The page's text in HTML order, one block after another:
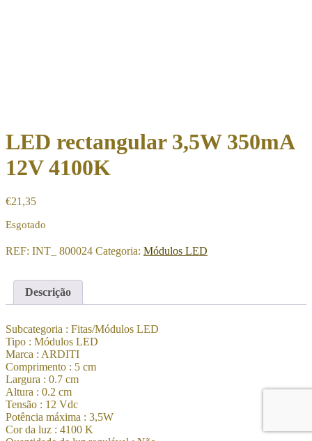
LED rectangular 3,5W 350mA
12V 4100K
€21,35
Esgotado
REF: INT_ 800024 Categoria: Módulos LED
Descrição
Subcategoria : Fitas/Módulos LED
Tipo : Módulos LED
Marca : ARDITI
Comprimento : 5 cm
Largura : 0.7 cm
Altura : 0.2 cm
Tensão : 12 Vdc
Potência máxima : 3,5W
Cor da luz : 4100 K